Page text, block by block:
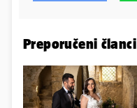
Preporučeni članci